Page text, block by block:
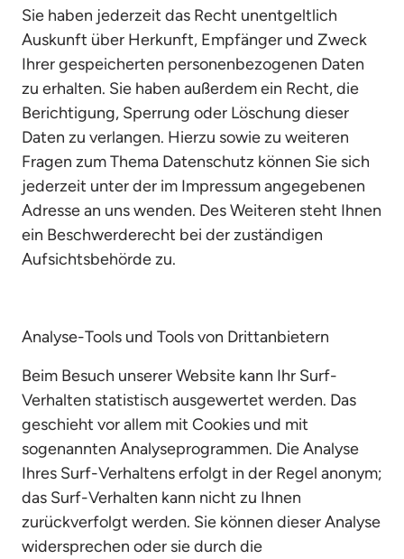
Sie haben jederzeit das Recht unentgeltlich
Auskunft über Herkunft, Empfänger und Zweck
Ihrer gespeicherten personenbezogenen Daten
zu erhalten. Sie haben außerdem ein Recht, die
Berichtigung, Sperrung oder Löschung dieser
Daten zu verlangen. Hierzu sowie zu weiteren
Fragen zum Thema Datenschutz können Sie sich
jederzeit unter der im Impressum angegebenen
Adresse an uns wenden. Des Weiteren steht Ihnen
ein Beschwerderecht bei der zuständigen
Aufsichtsbehörde zu.
Analyse-Tools und Tools von Drittanbietern
Beim Besuch unserer Website kann Ihr Surf-
Verhalten statistisch ausgewertet werden. Das
geschieht vor allem mit Cookies und mit
sogenannten Analyseprogrammen. Die Analyse
Ihres Surf-Verhaltens erfolgt in der Regel anonym;
das Surf-Verhalten kann nicht zu Ihnen
zurückverfolgt werden. Sie können dieser Analyse
widersprechen oder sie durch die